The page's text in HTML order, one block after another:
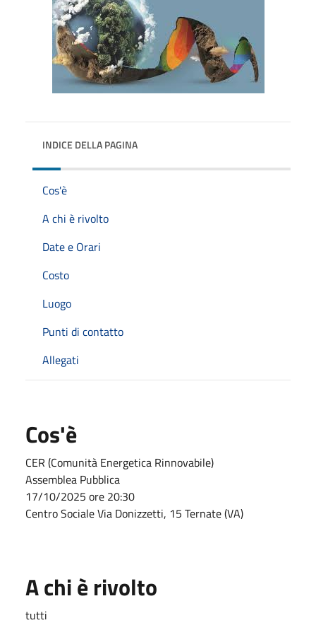
INDICE DELLA PAGINA
Cos'è
A chi è rivolto
Date e Orari
Costo
Luogo
Punti di contatto
Allegati
Cos'è
CER (Comunità Energetica Rinnovabile)
Assemblea Pubblica
17/10/2025 ore 20:30
Centro Sociale Via Donizzetti, 15 Ternate (VA)
A chi è rivolto
tutti